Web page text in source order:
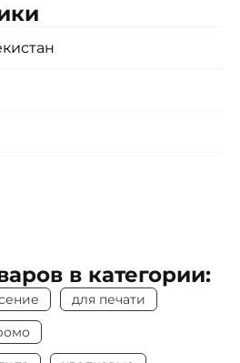
по индивидуальному
в категории:
для печати